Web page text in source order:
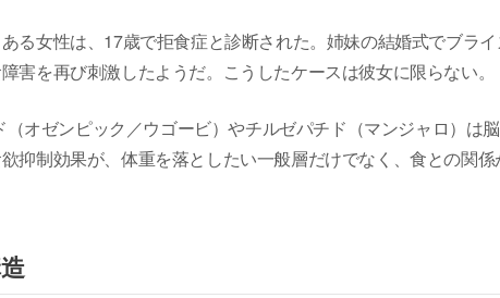
る女性は、17歳で拒食症と診断された。姉妹の結婚式でブラ
害を再び刺激したようだ。こうしたケースは彼女に限らない。
オゼンピック／ウゴービ）やチルゼパチド（マンジャロ）は
抑制効果が、体重を落としたい一般層だけでなく、食との関係